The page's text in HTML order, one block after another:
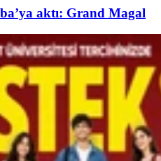
aktı: Grand Magal